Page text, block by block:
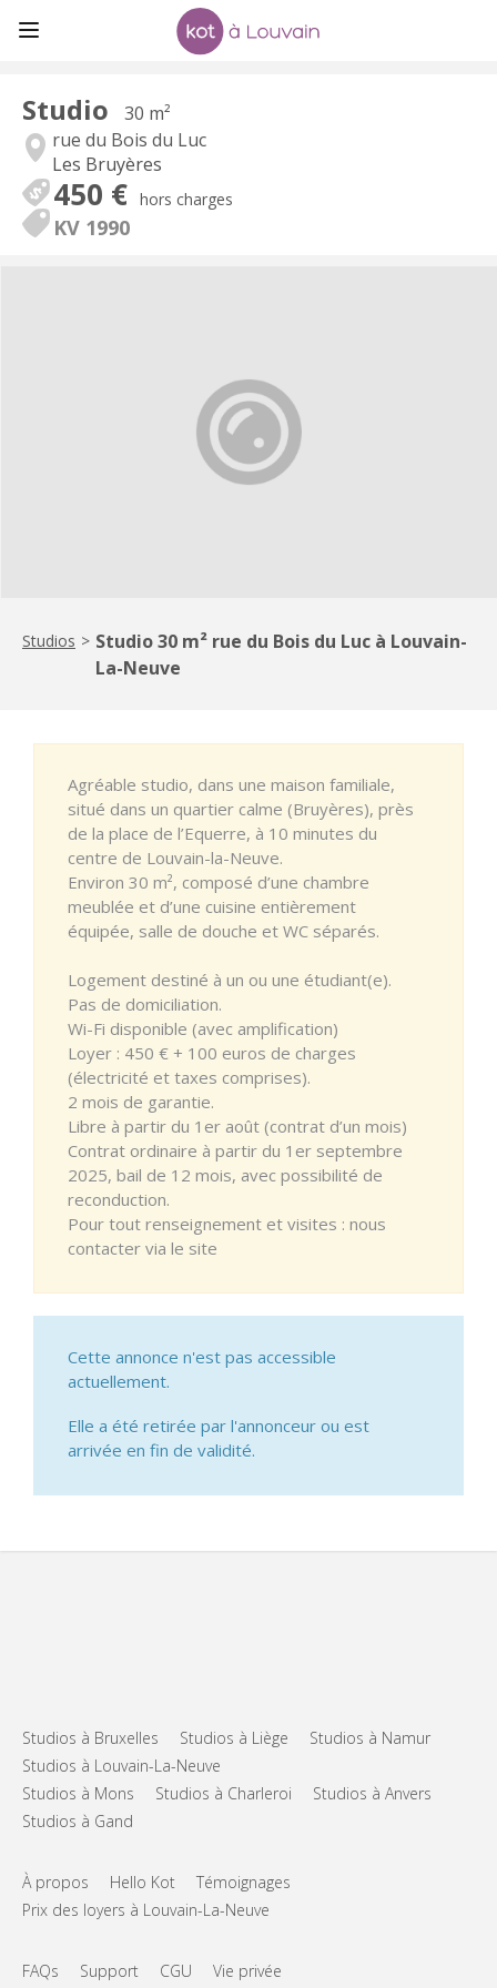
Studio
30 m²
rue du Bois du Luc
Les Bruyères
450 € hors charges
KV 1990
Studios > Studio 30 m² rue du Bois du Luc à Louvain-
La-Neuve
Agréable studio, dans une maison familiale,
situé dans un quartier calme (Bruyères), près
de la place de l’Equerre, à 10 minutes du
centre de Louvain-la-Neuve.
Environ 30 m², composé d’une chambre
meublée et d’une cuisine entièrement
équipée, salle de douche et WC séparés.
Logement destiné à un ou une étudiant(e).
Pas de domiciliation.
Wi-Fi disponible (avec amplification)
Loyer : 450 € + 100 euros de charges
(électricité et taxes comprises).
2 mois de garantie.
Libre à partir du 1er août (contrat d’un mois)
Contrat ordinaire à partir du 1er septembre
2025, bail de 12 mois, avec possibilité de
reconduction.
Pour tout renseignement et visites : nous
contacter via le site
Cette annonce n'est pas accessible
actuellement.
Elle a été retirée par l'annonceur ou est
arrivée en fin de validité.
Studios à Bruxelles Studios à Liège
Studios à Namur
Studios à Louvain-La-Neuve
Studios à Mons
Studios à Charleroi
Studios à Anvers
Studios à Gand
À propos Hello Kot
Témoignages
Prix des loyers à Louvain-La-Neuve
FAQs Support CGU Vie privée